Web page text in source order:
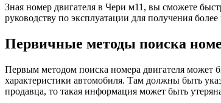
Зная номер двигателя в Чери м11, вы сможете
руководству по эксплуатации для получения
Первичные методы поиска
Первым методом поиска номера двигателя может
характеристики автомобиля. Там должны быть
продавца, то такая информация может быть